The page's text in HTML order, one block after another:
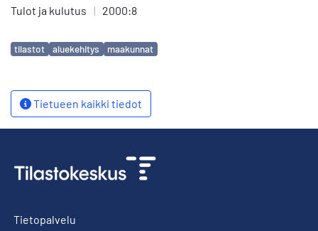
Tulot ja kulutus | 2000:8
Avainsanat
tilastot aluekehitys maakunnat
Tietueen kaikki tiedot
Tietopalvelu